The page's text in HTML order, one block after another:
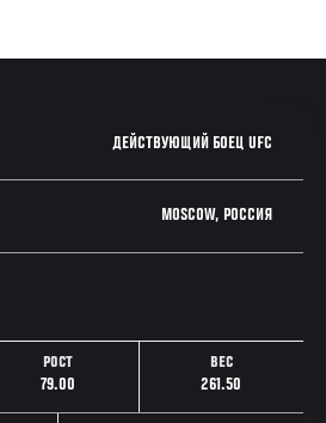
ДЕЙСТВУЮЩИЙ БОЕЦ UFC
MOSCOW, РОССИЯ
РОСТ
79.00
ВЕС
261.50